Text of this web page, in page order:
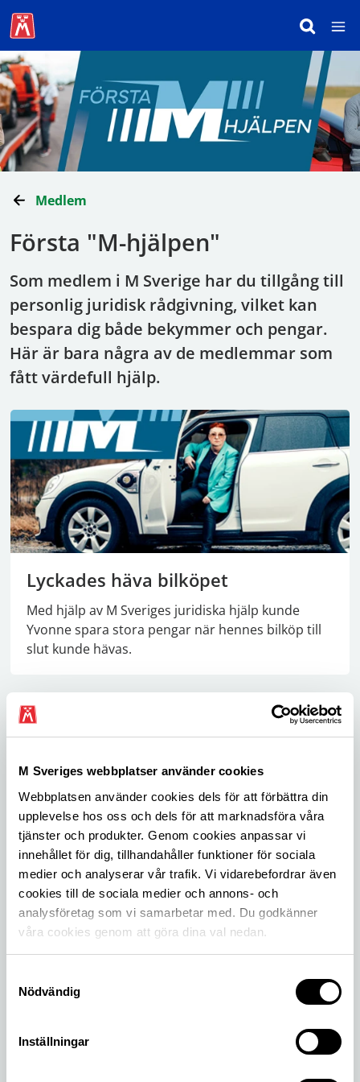
M Sveriges webbplatser använder cookies
Webbplatsen använder cookies dels för att förbättra din
upplevelse hos oss och dels för att marknadsföra våra
tjänster och produkter. Genom cookies anpassar vi
innehållet för dig, tillhandahåller funktioner för sociala
medier och analyserar vår trafik. Vi vidarebefordrar även
cookies till de sociala medier och annons- och
analysföretag som vi samarbetar med. Du godkänner
våra cookies genom att göra dina val nedan.
Nödvändig
Inställningar
Medlem
Första "M-hjälpen"
Som medlem i M Sverige har du tillgång till
personlig juridisk rådgivning, vilket kan
bespara dig både bekymmer och pengar.
Här är bara några av de medlemmar som
fått värdefull hjälp.
Lyckades häva bilköpet
Med hjälp av M Sveriges juridiska hjälp kunde
Yvonne spara stora pengar när hennes bilköp till
slut kunde hävas.
Böter i Österrike avskriven
Vid en tankstation skrev personalen fel
registreringsnummer på vinjetten vilken gav
Michael i en dryg böter från ASFINAG.